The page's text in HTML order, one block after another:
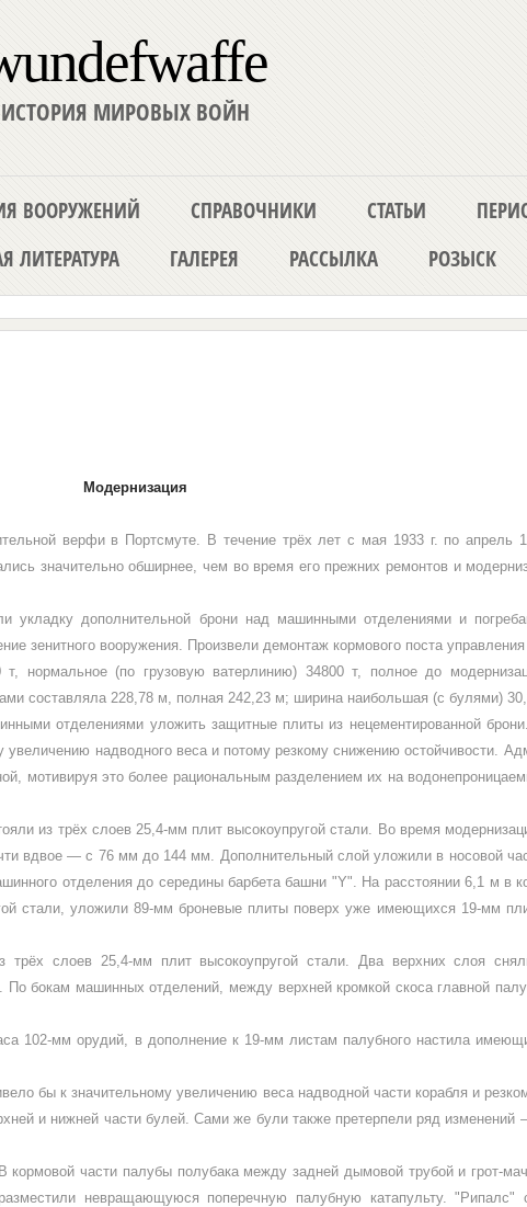
ИСТОРИЯ МИРОВЫХ ВОЙН
ВООРУЖЕНИЙ СПРАВОЧНИКИ СТАТЬИ
ЛИТЕРАТУРА
ГАЛЕРЕЯ РАССЫЛКА РОЗЫСК
Модернизация
верфи в Портсмуте. В течение трёх лет с мая 1933 г. по апрель
значительно обширнее, чем во вре­мя его прежних ремонтов и
укладку дополнительной брони над машинными от­делениями и
зенитного вооружения. Произвели демонтаж кормового поста
нормаль­ное (по грузовую ватерлинию) 34800 т, пол­ное до
составляла 228,78 м, полная 242,23 м; ширина наибольшая (с булями)
отделениями уложить защитные плиты из нецементированной
надводного веса и по­тому резкому снижению остойчивости.
мотивируя это более рациональным разделением их на
из трёх слоев 25,4-мм плит высокоупругой ста­ли. Во время
вдвое — с 76 мм до 144 мм. До­полнительный слой уложили в носовой
отделе­ния до середины барбета башни "Y". На рас­стоянии 6,1 м в
стали, уложили 89-мм броневые плиты поверх уже имеющихся 19-мм
трёх сло­ев 25,4-мм плит высокоупругой стали. Два верхних слоя
бокам машинных отделений, между верхней кромкой скоса главной
102-мм орудий, в дополнение к 19-мм листам палубного настила
бы к значительному увеличению веса над­водной части корабля и
и нижней части булей. Сами же були также претерпели ряд
части палубы полубака между задней дымовой трубой и грот-
невращающуюся попереч­ную палубную катапульту.